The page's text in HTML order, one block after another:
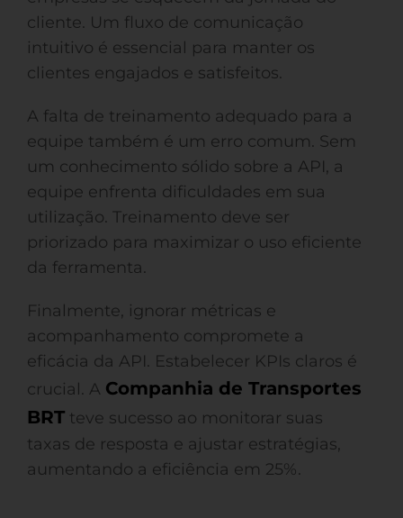
cliente. Um fluxo de comunicação
intuitivo é essencial para manter os
clientes engajados e satisfeitos.
A falta de treinamento adequado para a
equipe também é um erro comum. Sem
um conhecimento sólido sobre a API, a
equipe enfrenta dificuldades em sua
utilização. Treinamento deve ser
priorizado para maximizar o uso eficiente
da ferramenta.
Finalmente, ignorar métricas e
acompanhamento compromete a
eficácia da API. Estabelecer KPIs claros é
crucial. A Companhia de Transportes
BRT teve sucesso ao monitorar suas
taxas de resposta e ajustar estratégias,
aumentando a eficiência em 25%.